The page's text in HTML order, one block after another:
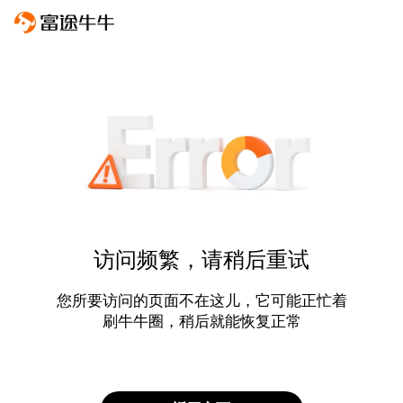
访问频繁，请稍后重试
您所要访问的页面不在这儿，它可能正忙着
刷牛牛圈，稍后就能恢复正常